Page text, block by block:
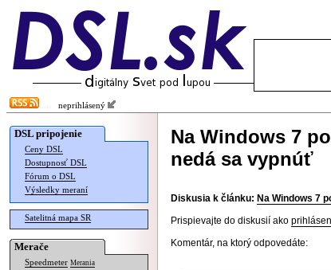
neprihlásený
DSL pripojenie
Ceny DSL
Dostupnosť DSL
Fórum o DSL
Výsledky meraní
Satelitná mapa SR
Merače
Speedmeter Merania
Na Windows 7
nedá sa vypnúť
Diskusia k článku: Na Windows 7
Prispievajte do diskusií ako
Komentár, na ktorý odpovedáte: